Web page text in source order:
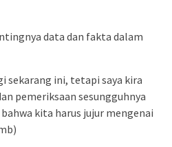
data dan fakta dalam
sekarang ini, tetapi saya kira
pemeriksaan sesungguhnya
kita harus jujur mengenai